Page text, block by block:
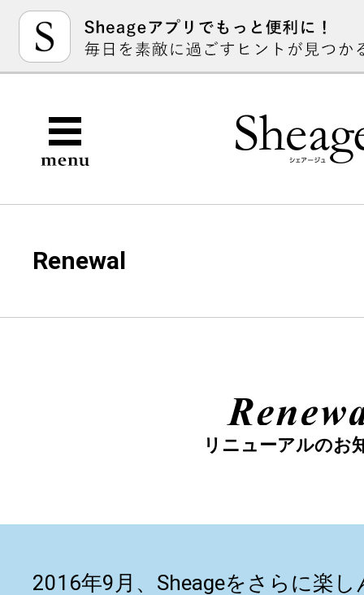
Renewal
リニューアルのお
2016年9月、Sheageをさらに楽